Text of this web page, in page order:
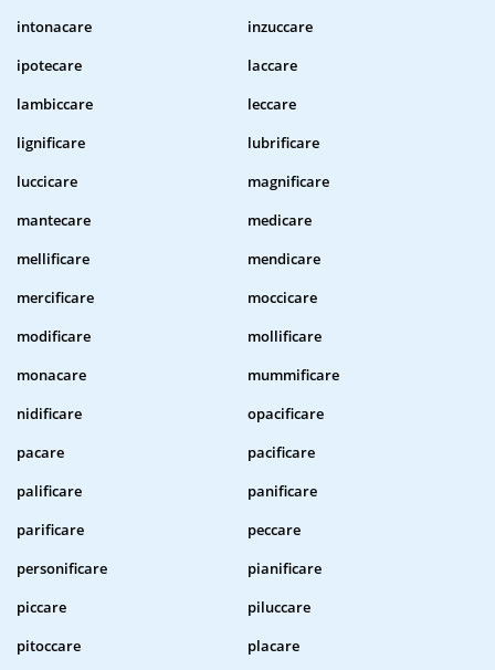
intonacare
inzuccare
ipotecare
laccare
lambiccare
leccare
lignificare
lubrificare
luccicare
magnificare
mantecare
medicare
mellificare
mendicare
mercificare
moccicare
modificare
mollificare
monacare
mummificare
nidificare
opacificare
pacare
pacificare
palificare
panificare
parificare
peccare
personificare
pianificare
piccare
piluccare
pitoccare
placare